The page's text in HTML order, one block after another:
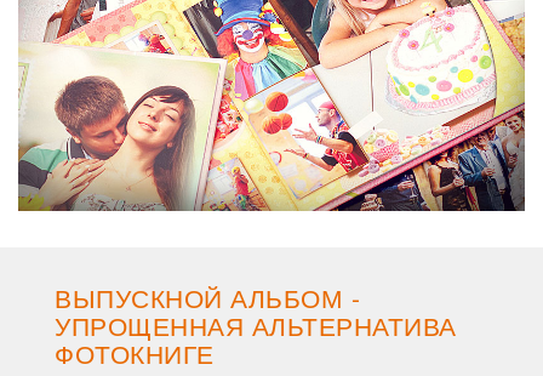
ВЫПУСКНОЙ АЛЬБОМ -
УПРОЩЕННАЯ АЛЬТЕРНАТИВА
ФОТОКНИГЕ